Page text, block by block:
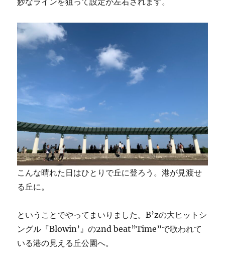
こんな晴れた日はひとりで丘に登ろう。港が見渡せ
る丘に。
ということでやってまいりました。B’zの大ヒットシ
ングル『Blowin’』の2nd beat”Time”で歌われて
いる港の見える丘公園へ。